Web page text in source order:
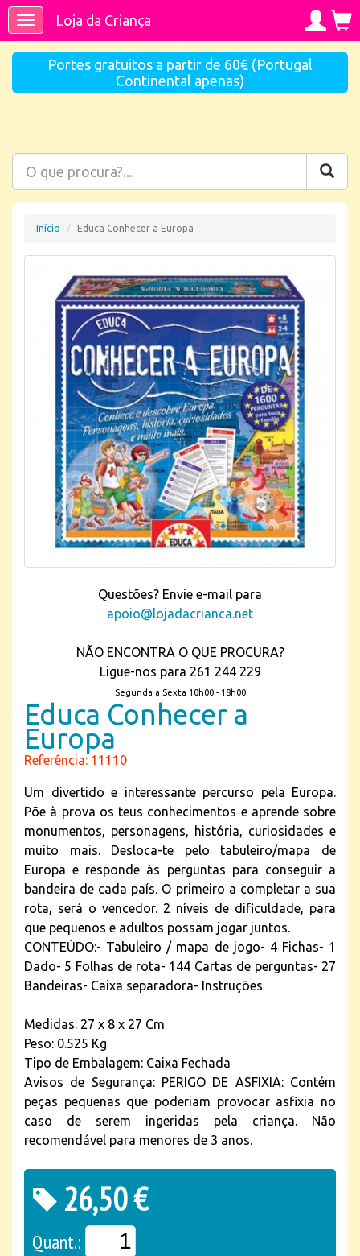
ToggleLoja da Criança
Portes gratuitos a partir de 60€ (Portugal
Continental apenas)
Início Educa Conhecer a Europa
Questões? Envie e-mail para
apoio@lojadacrianca.net
NÃO ENCONTRA O QUE PROCURA?
Ligue-nos para 261 244 229
Segunda a Sexta 10h00 - 18h00
Educa Conhecer a
Europa
Referência: 11110
Um divertido e interessante percurso pela Europa.
Põe à prova os teus conhecimentos e aprende sobre
monumentos, personagens, história, curiosidades e
muito mais. Desloca-te pelo tabuleiro/mapa de
Europa e responde às perguntas para conseguir a
bandeira de cada país. O primeiro a completar a sua
rota, será o vencedor. 2 níveis de dificuldade, para
que pequenos e adultos possam jogar juntos.
CONTEÚDO:- Tabuleiro / mapa de jogo- 4 Fichas- 1
Dado- 5 Folhas de rota- 144 Cartas de perguntas- 27
Bandeiras- Caixa separadora- Instruções
Medidas: 27 x 8 x 27 Cm
Peso: 0.525 Kg
Tipo de Embalagem: Caixa Fechada
Avisos de Segurança: PERIGO DE ASFIXIA: Contém
peças pequenas que poderiam provocar asfixia no
caso de serem ingeridas pela criança. Não
recomendável para menores de 3 anos.
26,50 €
Quant.: